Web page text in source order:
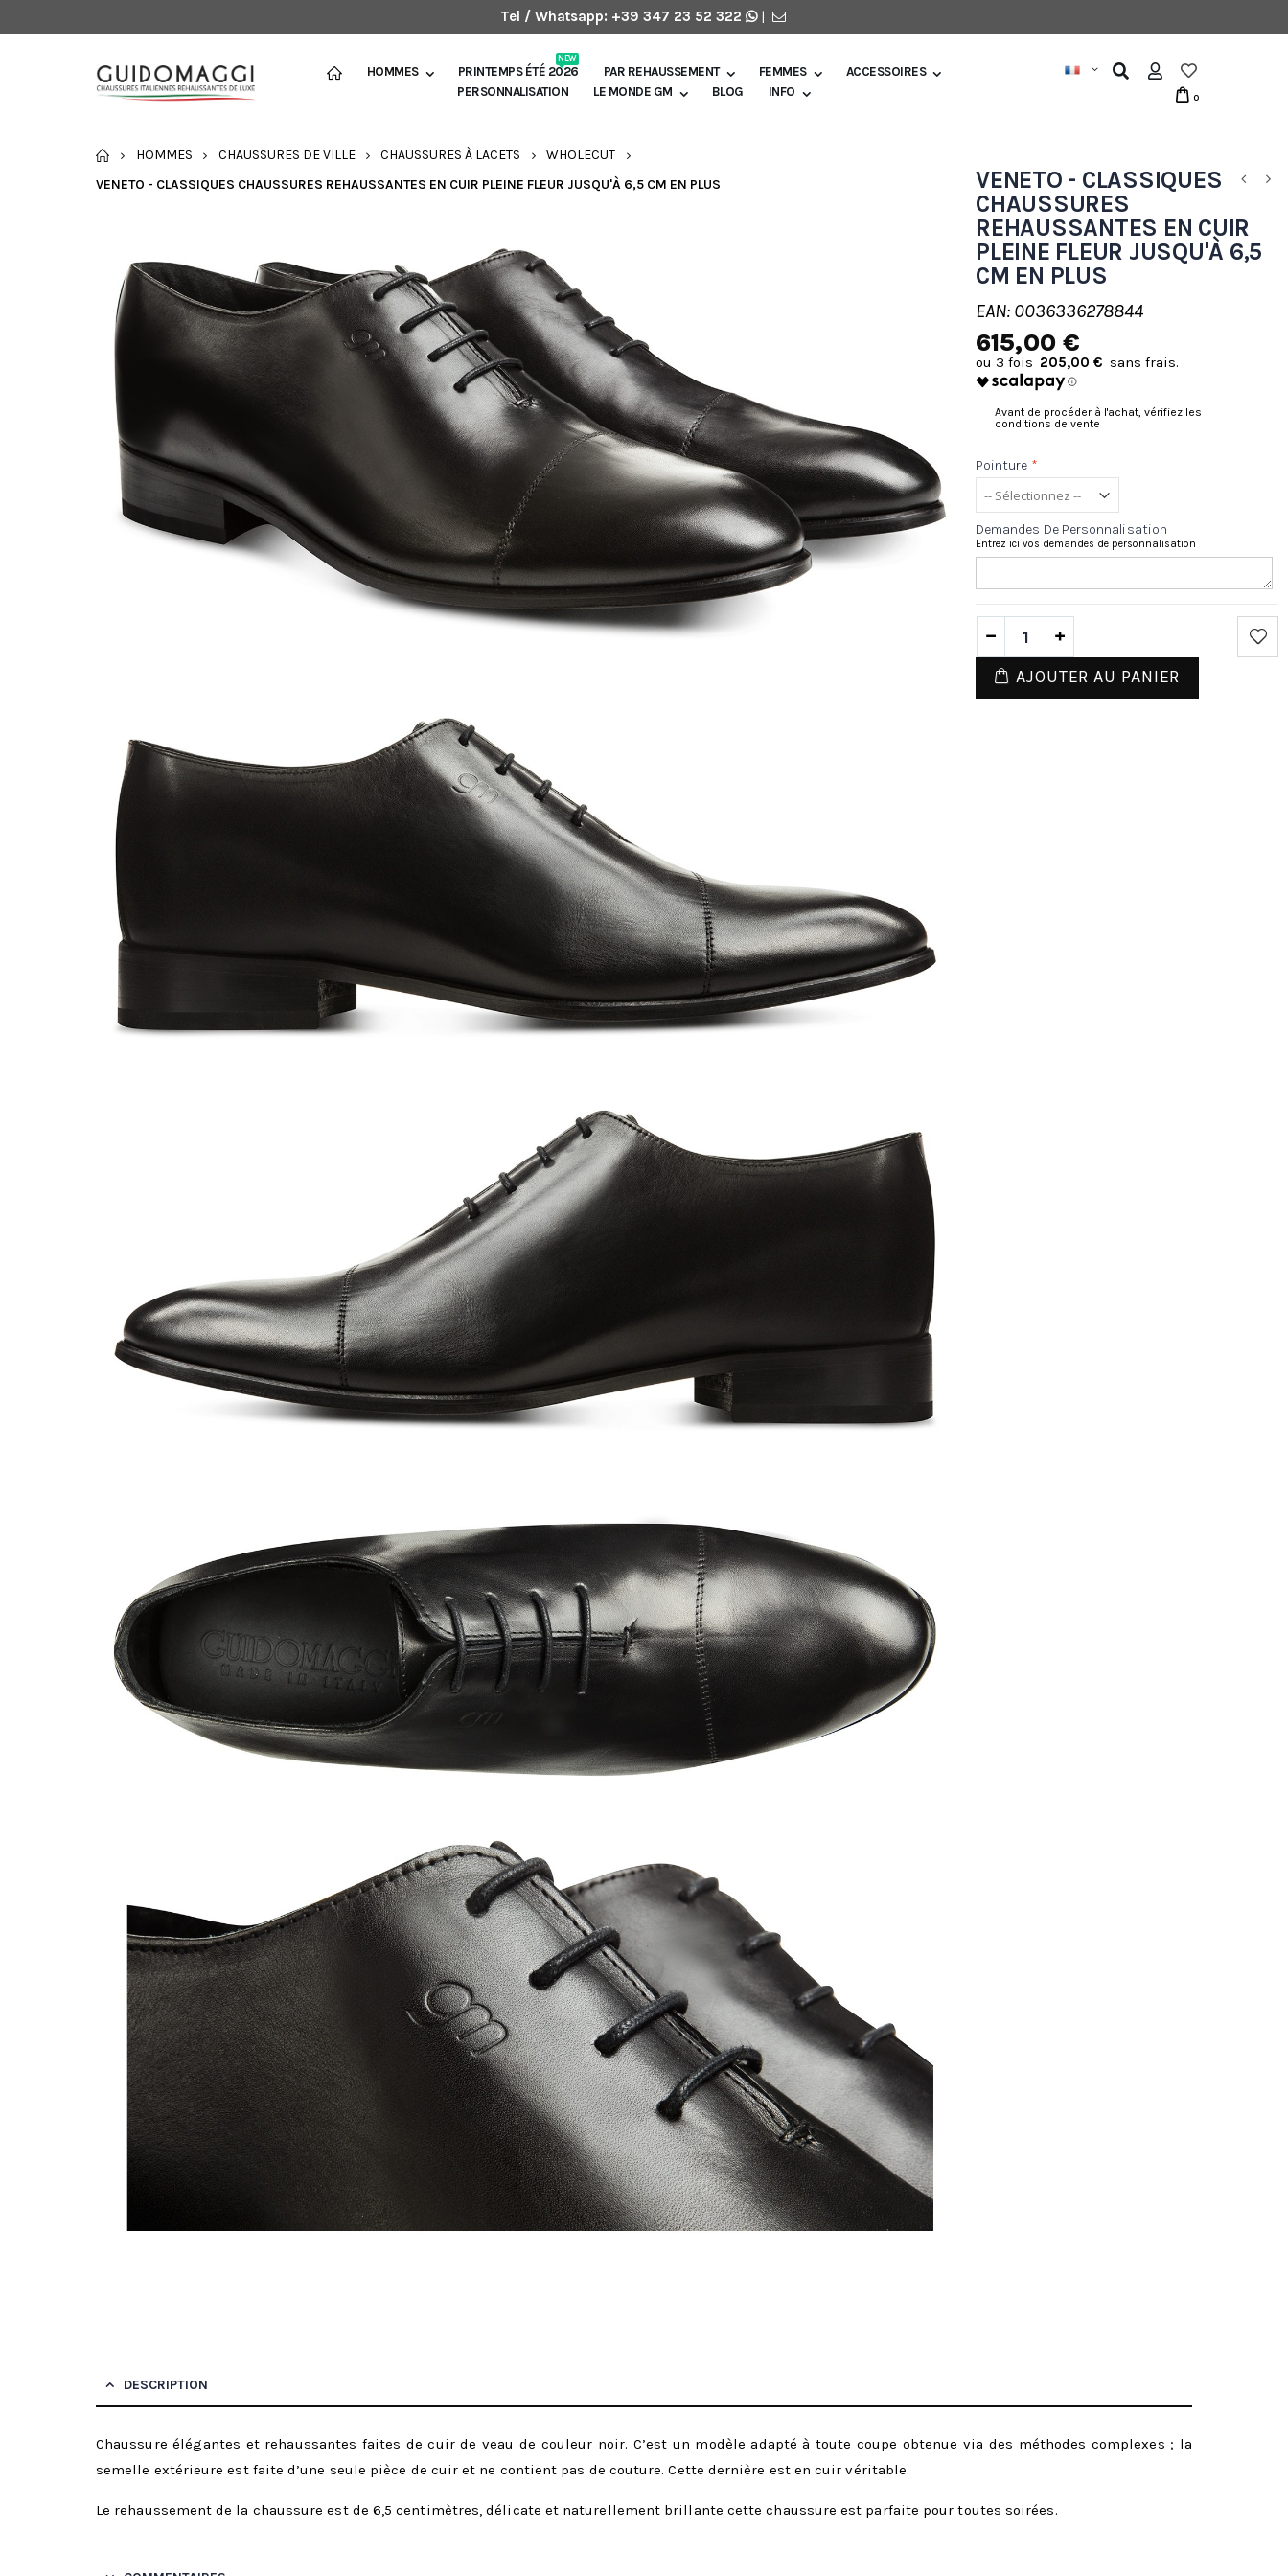
Tel / Whatsapp: +39 347 23 52 322 |
HOMMES PRINTEMPS ÉTÉ 2026
NEW
PAR REHAUSSEMENT FEMMES
ACCESSOIRES
PERSONNALISATION
LE MONDE GM BLOG INFO 0
ACCUEIL
HOMMES CHAUSSURES DE VILLE CHAUSSURES À LACETS
WHOLECUT
VENETO - CLASSIQUES CHAUSSURES REHAUSSANTES EN CUIR PLEINE FLEUR JUSQU'À 6,5 CM EN PLUS
VENETO - CLASSIQUES
CHAUSSURES
REHAUSSANTES EN CUIR
PLEINE FLEUR JUSQU'À 6,5
CM EN PLUS
EAN: 0036336278844
615,00 €
205,00 €
Avant de procéder à l'achat, vérifiez les
conditions de vente
Pointure *
Demandes De Personnalisation
Entrez ici vos demandes de personnalisation
AJOUTER AU PANIER
DESCRIPTION
Chaussure élégantes et rehaussantes faites de cuir de veau de couleur noir. C’est un modèle adapté à toute coupe obtenue via des méthodes complexes ; la
semelle extérieure est faite d’une seule pièce de cuir et ne contient pas de couture. Cette dernière est en cuir véritable.
Le rehaussement de la chaussure est de 6,5 centimètres, délicate et naturellement brillante cette chaussure est parfaite pour toutes soirées.